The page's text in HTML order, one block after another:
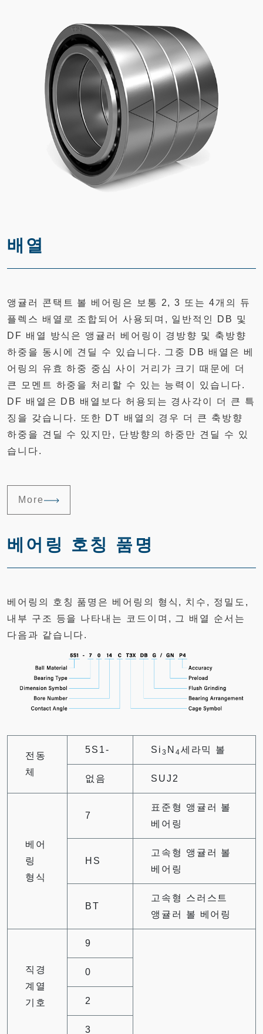
배열
앵귤러 콘택트 볼 베어링은 보통 2, 3 또는 4개의 듀
플렉스 배열로 조합되어 사용되며, 일반적인 DB 및
DF 배열 방식은 앵귤러 베어링이 경방향 및 축방향
하중을 동시에 견딜 수 있습니다. 그중 DB 배열은 베
어링의 유효 하중 중심 사이 거리가 크기 때문에 더
큰 모멘트 하중을 처리할 수 있는 능력이 있습니다.
DF 배열은 DB 배열보다 허용되는 경사각이 더 큰 특
징을 갖습니다. 또한 DT 배열의 경우 더 큰 축방향
하중을 견딜 수 있지만, 단방향의 하중만 견딜 수 있
습니다.
More
베어링 호칭 품명
베어링의 호칭 품명은 베어링의 형식, 치수, 정밀도,
내부 구조 등을 나타내는 코드이며, 그 배열 순서는
다음과 같습니다.
전동
체
5S1- Si 3 N 4세라믹 볼
없음 SUJ2
베어
링
형식
7
표준형 앵귤러 볼
베어링
HS
고속형 앵귤러 볼
베어링
BT
고속형 스러스트
앵귤러 볼 베어링
직경
계열
기호
9
0
2
3